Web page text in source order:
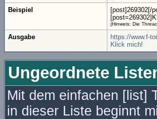
Beispiel
[post]269302[/
(Hinweis: Die
Ausgabe
https://www.f-
Klick mich!
Ungeordnete
Mit dem einfachen [list]
in dieser Liste beginnt